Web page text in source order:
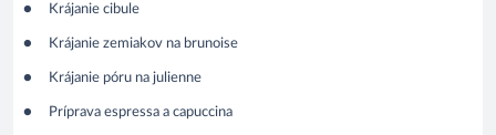
Krájanie cibule
Krájanie zemiakov na brunoise
Krájanie póru na julienne
Príprava espressa a capuccina